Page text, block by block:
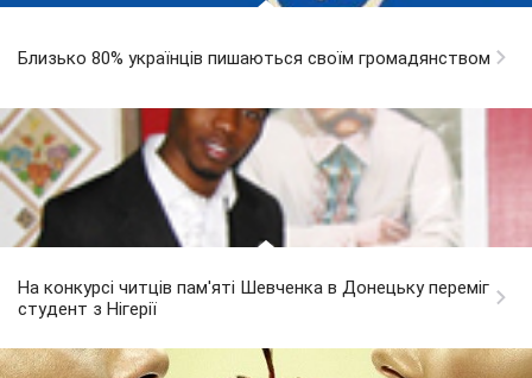
Близько 80% українців пишаються своїм громадянством
На конкурсі читців пам'яті Шевченка в Донецьку переміг
студент з Нігерії